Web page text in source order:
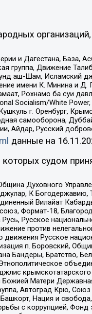
организаций,
и Дагестана, База,
группа, Движение
аш-Шам, Исламский
имени К. Минина и Д.
Рохнамо ба суи
Socialism/White Power,
г. Оренбург,
самооборона,
Айдар, Русский
данные на
судом
Духовного
К Богодержавию,
Вилайат
Формат-18,
Русское
против
Русское
п. Боровский,
Бандеры, Братство,
Матери
Автоград Крю, Союз
Нация и
с коррупцией,